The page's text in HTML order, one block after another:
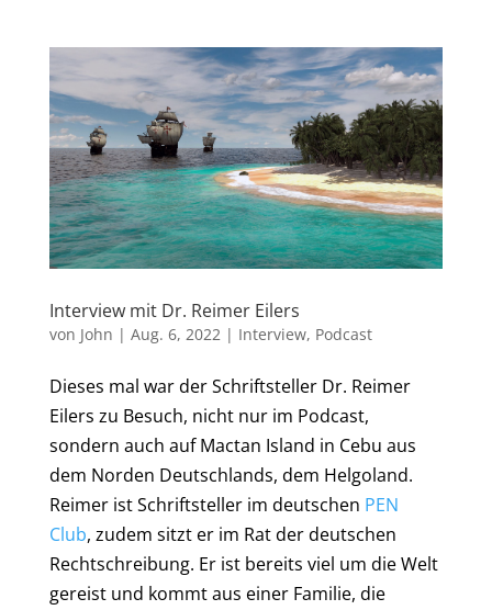
Interview mit Dr. Reimer Eilers
von John | Aug. 6, 2022| Interview, Podcast
Dieses mal war der Schriftsteller Dr. Reimer
Eilers zu Besuch, nicht nur im Podcast,
sondern auch auf Mactan Island in Cebu aus
dem Norden Deutschlands, dem Helgoland.
Reimer ist Schriftsteller im deutschen PEN
Club, zudem sitzt er im Rat der deutschen
Rechtschreibung. Er ist bereits viel um die Welt
gereist und kommt aus einer Familie, die